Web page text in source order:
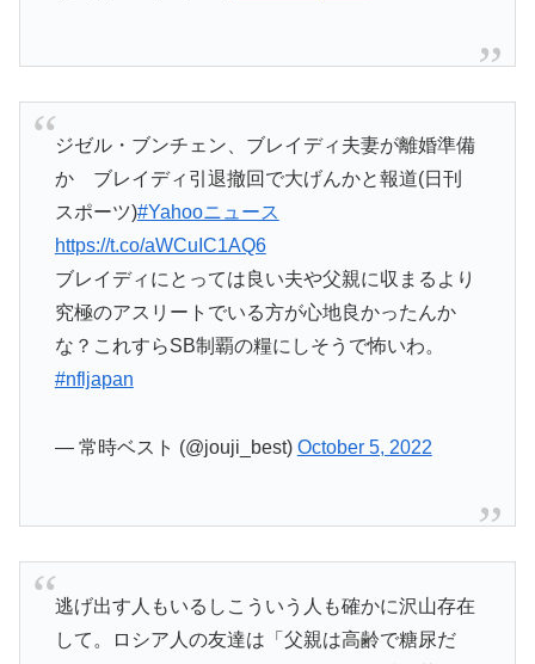
ジゼル・ブンチェン、ブレイディ夫妻が離婚準備
か ブレイディ引退撤回で大げんかと報道(日刊
スポーツ)#Yahooニュース
https://t.co/aWCuIC1AQ6
ブレイディにとっては良い夫や父親に収まるより
究極のアスリートでいる方が心地良かったんか
な？これすらSB制覇の糧にしそうで怖いわ。
#nfljapan
— 常時ベスト (@jouji_best) October 5, 2022
逃げ出す人もいるしこういう人も確かに沢山存在
して。ロシア人の友達は「父親は高齢で糖尿だ